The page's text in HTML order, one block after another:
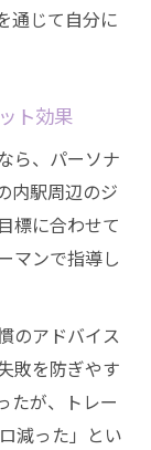
通じて自分に
ト効果
ら、パーソナ
内駅周辺のジ
標に合わせて
マンで指導し
のアドバイス
敗を防ぎやす
たが、トレー
減った」とい